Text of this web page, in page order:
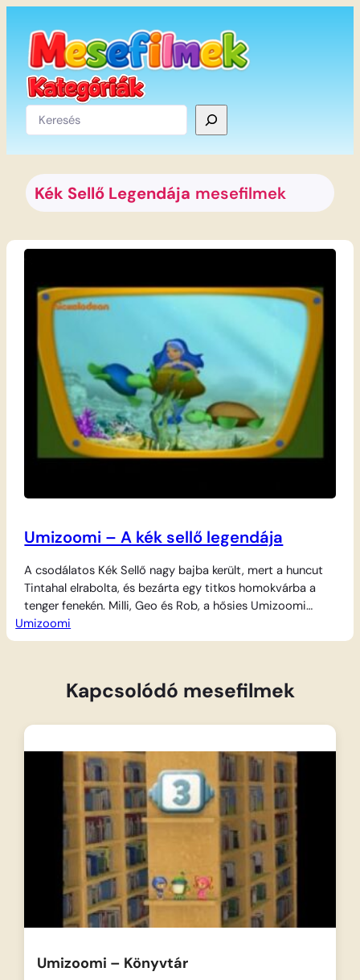
tartalomhoz
Keresés
Kék Sellő Legendája mesefilmek
Umizoomi – A kék sellő legendája
A csodálatos Kék Sellő nagy bajba került, mert a huncut
Tintahal elrabolta, és bezárta egy titkos homokvárba a
tenger fenekén. Milli, Geo és Rob, a hősies Umizoomi
csapat azonnal a segítségére siet, hogy kiszabadítsák a
fogságból. A víz alatti világban vezető izgalmas út során
Umizoomi
Kapcsolódó mesefilmek
Umizoomi – Könyvtár